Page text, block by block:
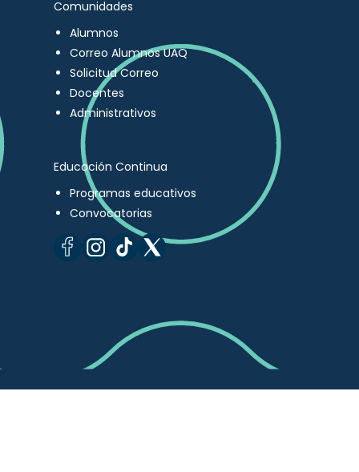
Comunidades
Alumnos
Correo Alumnos UAQ
Solicitud Correo
Docentes
Administrativos
Educación Continua
Programas educativos
Convocatorias